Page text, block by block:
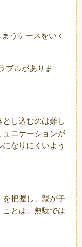
まうケースをいく
ブルがありま
し込むのは難し
ュニケーションが
なりにくいよう
を把握し、親が子
ことは、無駄では